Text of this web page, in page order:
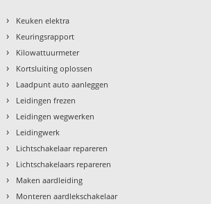
› Keuken elektra
› Keuringsrapport
› Kilowattuurmeter
› Kortsluiting oplossen
› Laadpunt auto aanleggen
› Leidingen frezen
› Leidingen wegwerken
› Leidingwerk
› Lichtschakelaar repareren
› Lichtschakelaars repareren
› Maken aardleiding
› Monteren aardlekschakelaar